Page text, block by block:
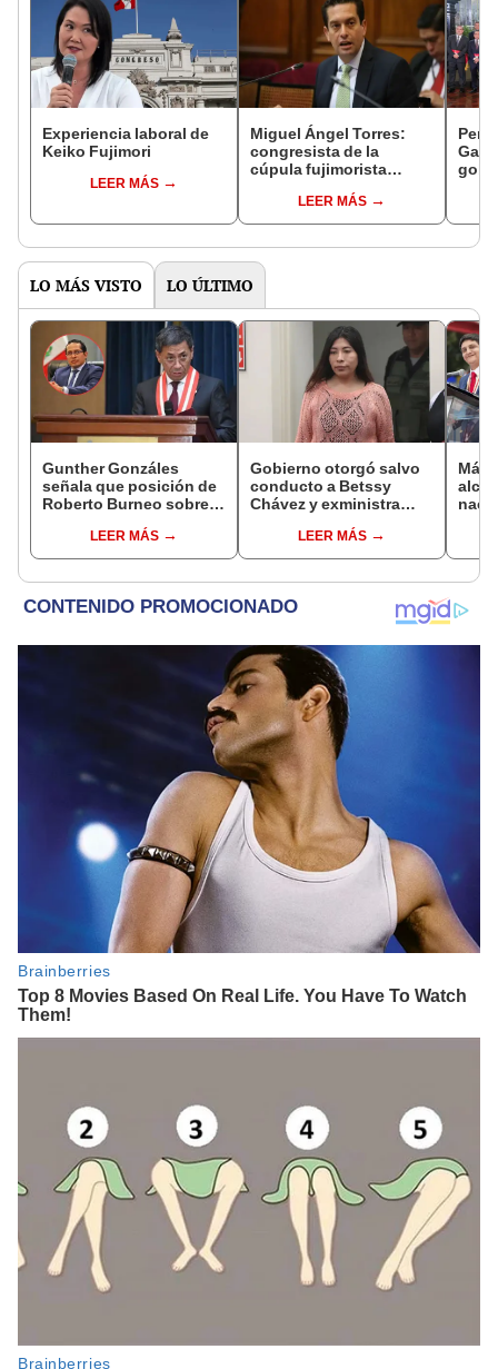
Experiencia laboral de
Keiko Fujimori
LEER MÁS
Miguel Ángel Torres:
congresista de la
cúpula fujimorista
del SenadoLEER MÁS
LO MÁS VISTO LO ÚLTIMO
Gunther Gonzáles
señala que posición de
Roberto Burneo sobre
Aliaga no representan al
JNE
LEER MÁS
Gobierno otorgó salvo
conducto a Betssy
Chávez y exministra
madrugadaLEER MÁS
Más